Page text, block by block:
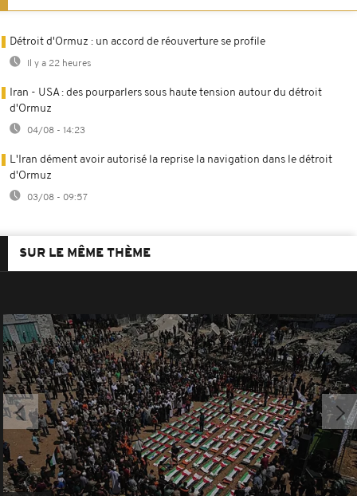
Détroit d'Ormuz : un accord de réouverture se profile
Il y a 22 heures
Iran - USA : des pourparlers sous haute tension autour du détroit
d'Ormuz
04/08 - 14:23
L'Iran dément avoir autorisé la reprise la navigation dans le détroit
d'Ormuz
03/08 - 09:57
SUR LE MÊME THÈME